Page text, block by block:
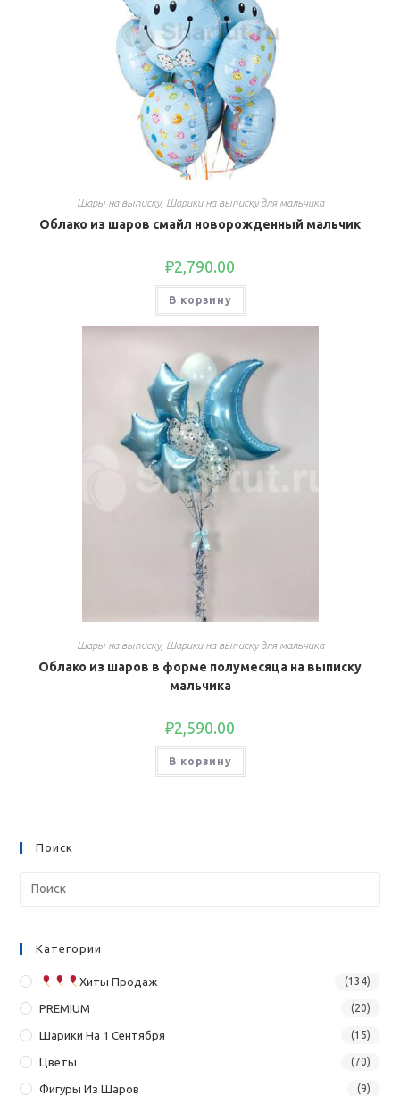
Шары на выписку, Шарики на выписку для мальчика
Облако из шаров смайл новорожденный мальчик
₽2,790.00
В корзину
Шары на выписку, Шарики на выписку для мальчика
Облако из шаров в форме полумесяца на выписку
мальчика
₽2,590.00
В корзину
Поиск
Категории
Хиты Продаж (134)
PREMIUM (20)
Шарики На 1 Сентября (15)
Цветы (70)
Фигуры Из Шаров (9)